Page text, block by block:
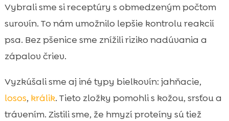
Vybrali sme si receptúry s obmedzeným počtom
surovín. To nám umožnilo lepšie kontrolu reakcií
psa. Bez pšenice sme znížili riziko nadúvania a
zápalov čriev.
Vyzkúšali sme aj iné typy bielkovín: jahňacie,
losos, králik. Tieto zložky pomohli s kožou, srsťou a
trávením. Zistili sme, že hmyzí proteíny sú tiež